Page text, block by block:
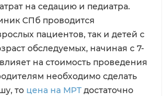
на седацию и педиатра.
СПб проводится
пациентов, так и детей с
обследуемых, начиная с 7-
на стоимость проведения
необходимо сделать
то цена на МРТдостаточно